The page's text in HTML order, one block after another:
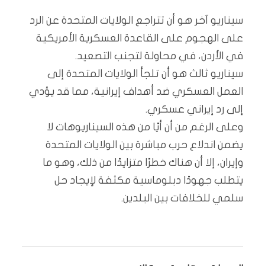
سيناريو آخر هو أن تتراجع الولايات المتحدة عن الرد
على الهجوم على القاعدة العسكرية الأمريكية
في الأردن، في محاولة لتجنب التصعيد.
سيناريو ثالث هو أن تلجأ الولايات المتحدة إلى
العمل العسكري ضد أهداف إيرانية، مما قد يؤدي
إلى رد إيراني عسكري.
وعلى الرغم من أن أيًا من هذه السيناريوهات لا
يضمن اندلاع حرب مباشرة بين الولايات المتحدة
وإيران، إلا أن هناك خطرًا متزايدًا من ذلك، وهو ما
يتطلب جهودًا دبلوماسية مكثفة لإيجاد حل
سلمي للخلافات بين البلدين.